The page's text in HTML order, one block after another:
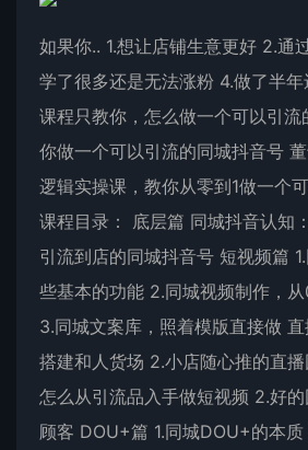
如果你.. 1.想让店铺生意更好 2.通
学了很多还是无法涨粉 4.做了半
课程只教你，怎么做一个可以引流
你做一个可以引流的同城抖音号
逻辑实操课，教你从零到1做一个
课程目录： 底层篇 同城抖音认知
引流到店的同城抖音号 短视频篇
些基本的功能 2.同城视频制作，
3.同城文案库，照着模版直接做
搭建和人货场 2.小店随心推的直
怎么从引流品入手做短视频 2.好
顾客 DOU+篇 1.同城DOU+的本